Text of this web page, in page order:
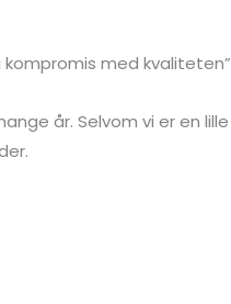
kompromis med kvaliteten”
år. Selvom vi er en